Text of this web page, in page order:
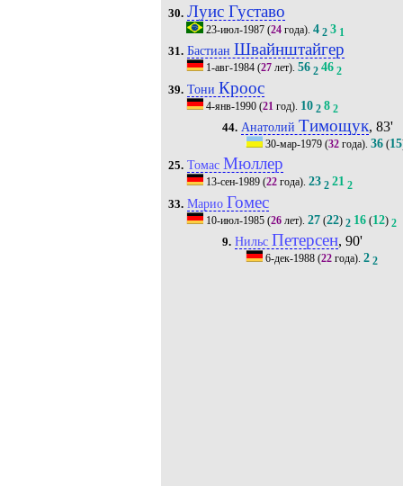
30. Луис Густаво
23-июл-1987(24года). 4 2 3 1
31. Бастиан Швайнштайгер
1-авг-1984(27лет). 56 2 46 2
39. Тони Кроос
4-янв-1990(21 год). 10 2 8 2
44. Анатолий Тимощук, 83'
30-мар-1979 (32 года).36 (15
25. Томас Мюллер
13-сен-1989(22года). 23 2 21 2
33. Марио Гомес
10-июл-1985(26лет). 27(22) 2 16(12) 2
9. Нильс Петерсен, 90'
6-дек-1988 (22 года).2 2